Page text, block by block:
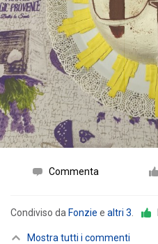
Commenta
Condiviso da Fonzie e altri 3
Mostra tutti i commenti